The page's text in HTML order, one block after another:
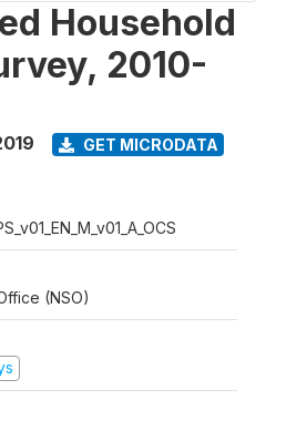
Household
2010-
GET MICRODATA
(NSO)